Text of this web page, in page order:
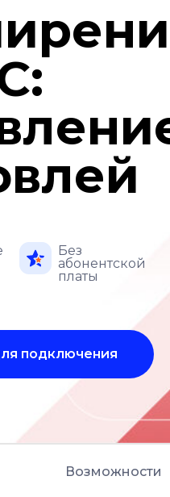
подключения
Без
абонентской
платы
Возможности